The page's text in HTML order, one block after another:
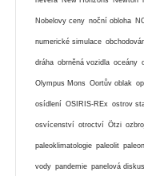
Nobelovy ceny noční obloha
numerické simulace
dráha obrněná vozidla oceány
Olympus Mons Oortův oblak
osídlení OSIRIS-REx ostrov
osvícenství otroctví Ötzi
paleoklimatologie paleolit
vody pandemie panelová